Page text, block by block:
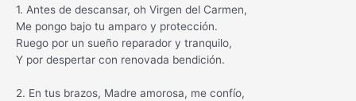
1. Antes de descansar, oh Virgen del Carmen,
Me pongo bajo tu amparo y protección.
Ruego por un sueño reparador y tranquilo,
Y por despertar con renovada bendición.
2. En tus brazos, Madre amorosa, me confío,